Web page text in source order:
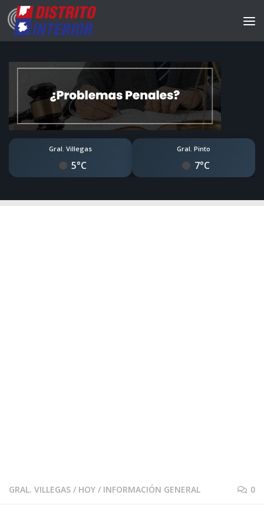
Gral. Villegas
5°C
Gral. Pinto
7°C
GRAL. VILLEGAS / HOY / INFORMACIÓN GENERAL 0